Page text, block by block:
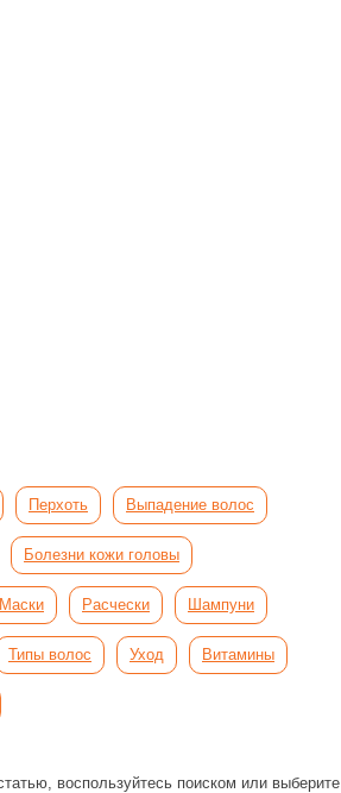
Перхоть Выпадение волос
Болезни кожи головы
Маски Расчески Шампуни
Типы волос Уход Витамины
воспользуйтесь поиском или выберите